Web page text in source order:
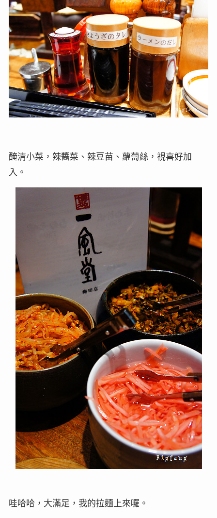
醃清小菜，辣醬菜、辣豆苗、蘿蔔絲，視喜好加
入。
哇哈哈，大滿足，我的拉麵上來囉。